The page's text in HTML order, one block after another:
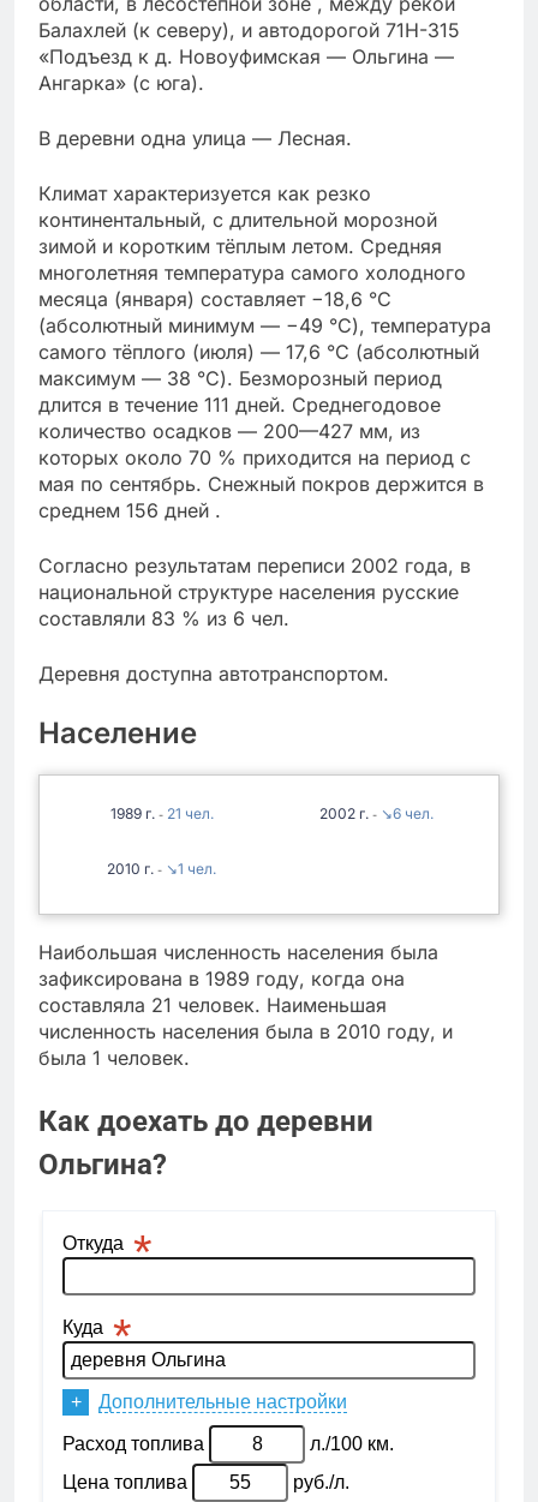
Балахлей (к северу), и автодорогой 71Н-315
«Подъезд к д. Новоуфимская — Ольгина —
Ангарка» (с юга).
В деревни одна улица — Лесная.
Климат характеризуется как резко
континентальный, с длительной морозной
зимой и коротким тёплым летом. Средняя
многолетняя температура самого холодного
месяца (января) составляет −18,6 °С
(абсолютный минимум — −49 °С), температура
самого тёплого (июля) — 17,6 °С (абсолютный
максимум — 38 °С). Безморозный период
длится в течение 111 дней. Среднегодовое
количество осадков — 200—427 мм, из
которых около 70 % приходится на период с
мая по сентябрь. Снежный покров держится в
среднем 156 дней .
Согласно результатам переписи 2002 года, в
национальной структуре населения русские
составляли 83 % из 6 чел.
Деревня доступна автотранспортом.
Население
1989 - 21 2002 - ↘6
2010 - ↘1
Наибольшая численность населения была
зафиксирована в 1989 году, когда она
составляла 21 человек. Наименьшая
численность населения была в 2010 году, и
была 1 человек.
Как доехать до деревни
Ольгина?